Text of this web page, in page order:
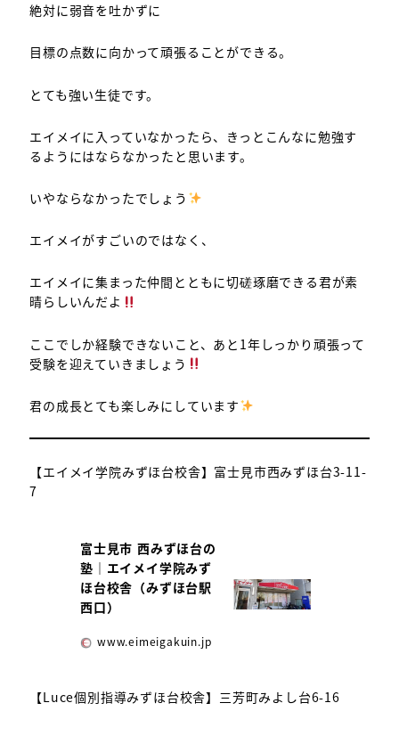
絶対に弱音を吐かずに
目標の点数に向かって頑張ることができる。
とても強い生徒です。
エイメイに入っていなかったら、きっとこんなに勉強す
るようにはならなかったと思います。
いやならなかったでしょう
エイメイがすごいのではなく、
エイメイに集まった仲間とともに切磋琢磨できる君が素
晴らしいんだよ
ここでしか経験できないこと、あと1年しっかり頑張って
受験を迎えていきましょう
君の成長とても楽しみにしています
【エイメイ学院みずほ台校舎】富士見市西みずほ台3-11-
7
富士見市 西みずほ台の
塾｜エイメイ学院みず
ほ台校舎（みずほ台駅
西口）
www.eimeigakuin.jp
【Luce個別指導みずほ台校舎】三芳町みよし台6-16